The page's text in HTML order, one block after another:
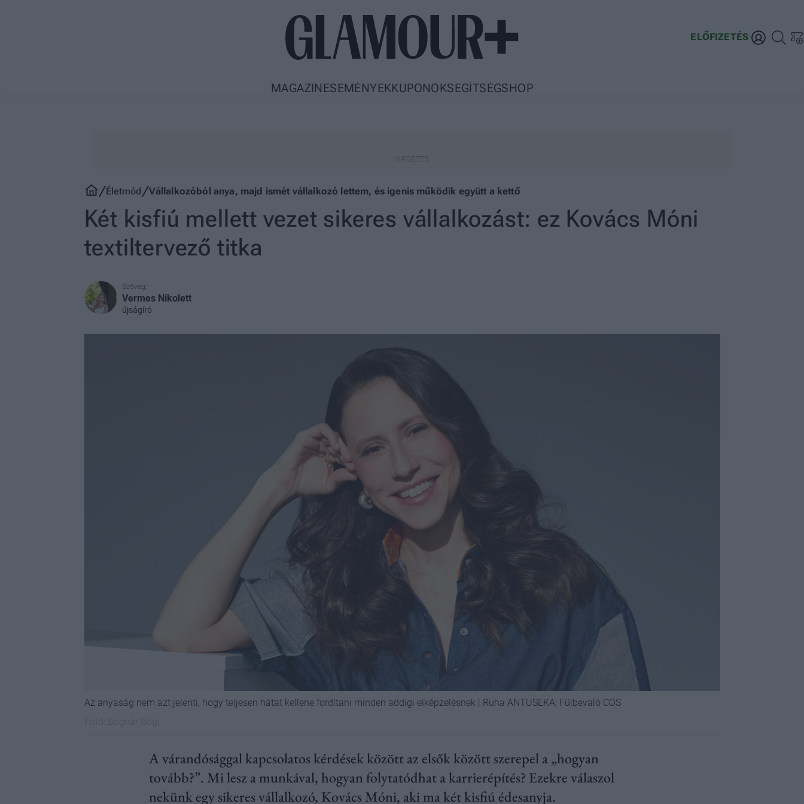
ELŐFIZETÉS
MAGAZIN ESEMÉNYEKKUPONOKSEGÍTSÉGSHOP
Életmód Vállalkozóból anya, majd ismét vállalkozó lettem, és igenis működik együtt a kettő
Két kisfiú mellett vezet sikeres vállalkozást: ez Kovács Móni
textiltervező titka
Szöveg:
Vermes Nikolett
újságíró
Az anyaság nem azt jelenti, hogy teljesen hátat kellene fordítani minden addigi elképzelésnek | Ruha ANTUSEKA, Fülbevaló COS
A várandósággal kapcsolatos kérdések között az elsők között szerepel a „hogyan
tovább?”. Mi lesz a munkával, hogyan folytatódhat a karrierépítés? Ezekre válaszol
nekünk egy sikeres vállalkozó, Kovács Móni, aki ma két kisfiú édesanyja.